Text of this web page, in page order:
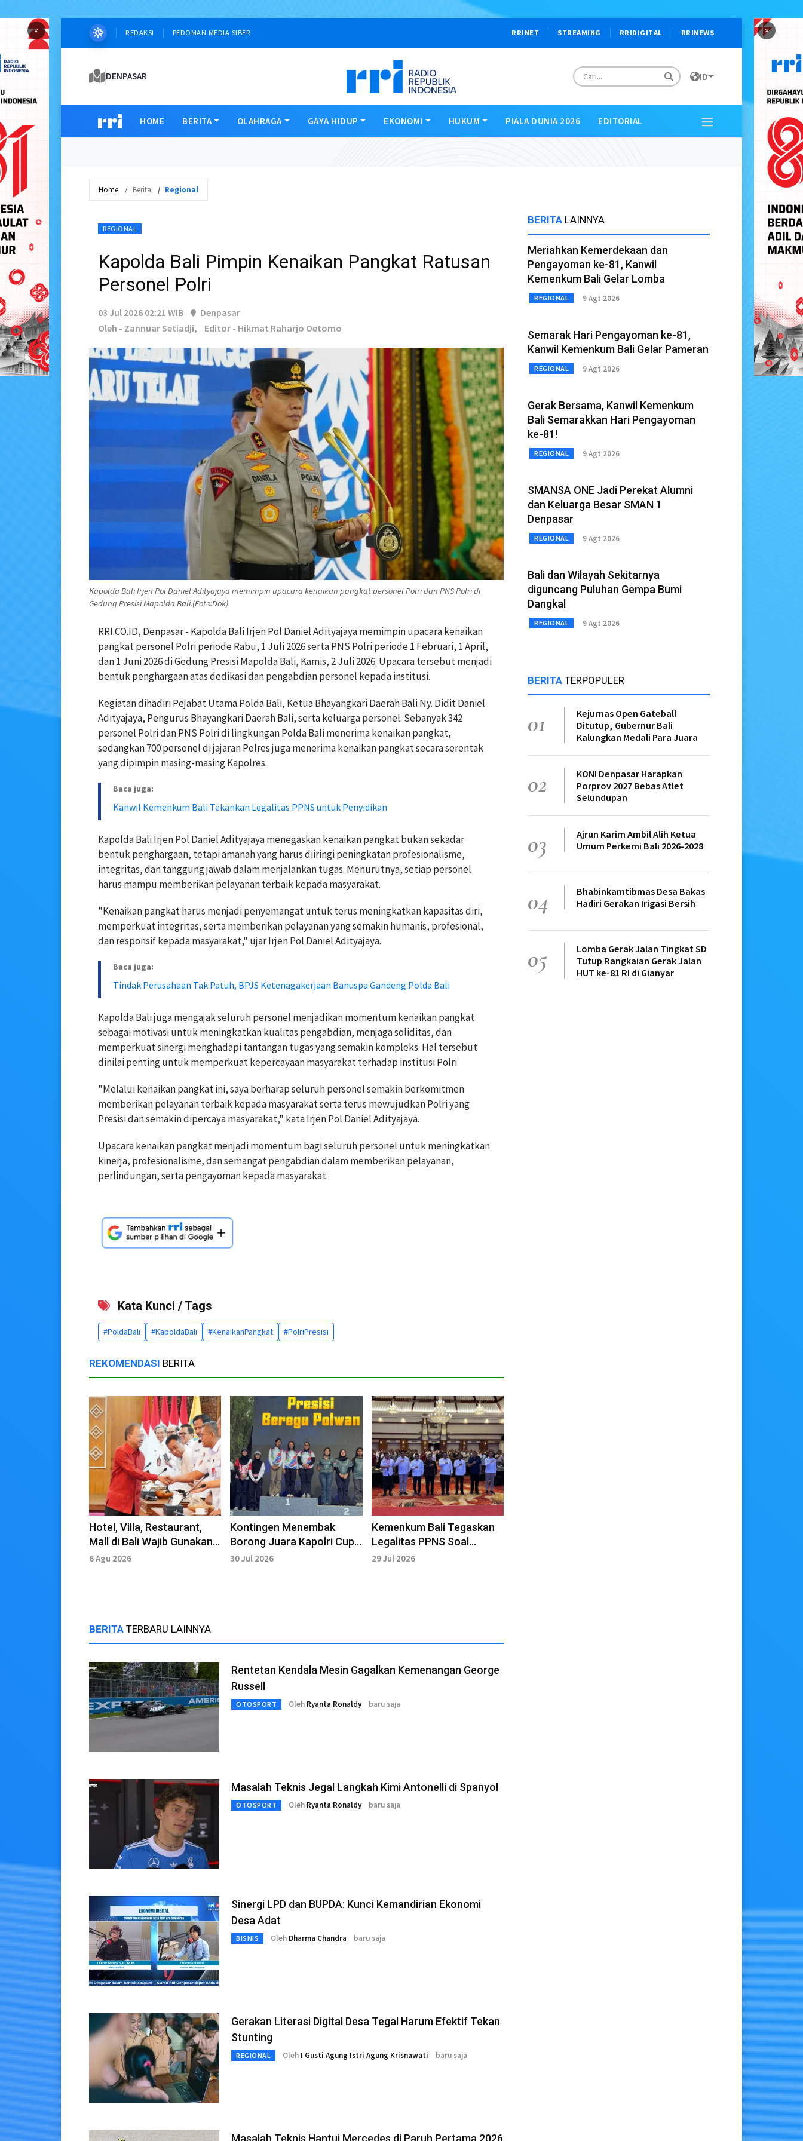
× ×
REDAKSI PEDOMAN MEDIA SIBER RRINET STREAMING RRIDIGITAL RRINEWS
DENPASAR ID
HOME BERITA OLAHRAGA GAYA HIDUP EKONOMI HUKUM PIALA DUNIA 2026 EDITORIAL
Home Berita Regional
REGIONAL
Kapolda Bali Pimpin Kenaikan Pangkat Ratusan
Personel Polri
03 Jul 2026 02:21 WIB
Denpasar
Oleh - Zannuar Setiadji,
Editor - Hikmat Raharjo Oetomo
Kapolda Bali Irjen Pol Daniel Adityajaya memimpin upacara kenaikan pangkat personel Polri dan PNS Polri di
Gedung Presisi Mapolda Bali.(Foto:Dok)
RRI.CO.ID, Denpasar - Kapolda Bali Irjen Pol Daniel Adityajaya memimpin upacara kenaikan
pangkat personel Polri periode Rabu, 1 Juli 2026 serta PNS Polri periode 1 Februari, 1 April,
dan 1 Juni 2026 di Gedung Presisi Mapolda Bali, Kamis, 2 Juli 2026. Upacara tersebut menjadi
bentuk penghargaan atas dedikasi dan pengabdian personel kepada institusi.
Kegiatan dihadiri Pejabat Utama Polda Bali, Ketua Bhayangkari Daerah Bali Ny. Didit Daniel
Adityajaya, Pengurus Bhayangkari Daerah Bali, serta keluarga personel. Sebanyak 342
personel Polri dan PNS Polri di lingkungan Polda Bali menerima kenaikan pangkat,
sedangkan 700 personel di jajaran Polres juga menerima kenaikan pangkat secara serentak
yang dipimpin masing-masing Kapolres.
Baca juga:
Kanwil Kemenkum Bali Tekankan Legalitas PPNS untuk Penyidikan
Kapolda Bali Irjen Pol Daniel Adityajaya menegaskan kenaikan pangkat bukan sekadar
bentuk penghargaan, tetapi amanah yang harus diiringi peningkatan profesionalisme,
integritas, dan tanggung jawab dalam menjalankan tugas. Menurutnya, setiap personel
harus mampu memberikan pelayanan terbaik kepada masyarakat.
"Kenaikan pangkat harus menjadi penyemangat untuk terus meningkatkan kapasitas diri,
memperkuat integritas, serta memberikan pelayanan yang semakin humanis, profesional,
dan responsif kepada masyarakat," ujar Irjen Pol Daniel Adityajaya.
Baca juga:
Tindak Perusahaan Tak Patuh, BPJS Ketenagakerjaan Banuspa Gandeng Polda Bali
Kapolda Bali juga mengajak seluruh personel menjadikan momentum kenaikan pangkat
sebagai motivasi untuk meningkatkan kualitas pengabdian, menjaga soliditas, dan
memperkuat sinergi menghadapi tantangan tugas yang semakin kompleks. Hal tersebut
dinilai penting untuk memperkuat kepercayaan masyarakat terhadap institusi Polri.
"Melalui kenaikan pangkat ini, saya berharap seluruh personel semakin berkomitmen
memberikan pelayanan terbaik kepada masyarakat serta terus mewujudkan Polri yang
Presisi dan semakin dipercaya masyarakat," kata Irjen Pol Daniel Adityajaya.
Upacara kenaikan pangkat menjadi momentum bagi seluruh personel untuk meningkatkan
kinerja, profesionalisme, dan semangat pengabdian dalam memberikan pelayanan,
perlindungan, serta pengayoman kepada masyarakat.
Kata Kunci / Tags
#PoldaBali #KapoldaBali #KenaikanPangkat #PolriPresisi
REKOMENDASI BERITA
Hotel, Villa, Restaurant,
Mall di Bali Wajib Gunakan
PLTS Atap
6 Agu 2026
Kontingen Menembak
Borong Juara Kapolri Cup
2026 Nasional
30 Jul 2026
Kemenkum Bali Tegaskan
Legalitas PPNS Soal
Kepastian Hukum
29 Jul 2026
BERITA TERBARU LAINNYA
Rentetan Kendala Mesin Gagalkan Kemenangan George
Russell
OTOSPORT Oleh Ryanta Ronaldy baru saja
Masalah Teknis Jegal Langkah Kimi Antonelli di Spanyol
OTOSPORT Oleh Ryanta Ronaldy baru saja
Sinergi LPD dan BUPDA: Kunci Kemandirian Ekonomi
Desa Adat
BISNIS Oleh Dharma Chandra baru saja
Gerakan Literasi Digital Desa Tegal Harum Efektif Tekan
Stunting
REGIONAL Oleh I Gusti Agung Istri Agung Krisnawati baru saja
Masalah Teknis Hantui Mercedes di Paruh Pertama 2026
BERITA LAINNYA
Meriahkan Kemerdekaan dan
Pengayoman ke-81, Kanwil
Kemenkum Bali Gelar Lomba
REGIONAL 9 Agt 2026
Semarak Hari Pengayoman ke-81,
Kanwil Kemenkum Bali Gelar Pameran
REGIONAL 9 Agt 2026
Gerak Bersama, Kanwil Kemenkum
Bali Semarakkan Hari Pengayoman
ke-81!
REGIONAL 9 Agt 2026
SMANSA ONE Jadi Perekat Alumni
dan Keluarga Besar SMAN 1
Denpasar
REGIONAL 9 Agt 2026
Bali dan Wilayah Sekitarnya
diguncang Puluhan Gempa Bumi
Dangkal
REGIONAL 9 Agt 2026
BERITA TERPOPULER
01
Kejurnas Open Gateball
Ditutup, Gubernur Bali
Kalungkan Medali Para Juara
02
KONI Denpasar Harapkan
Porprov 2027 Bebas Atlet
Selundupan
03
Ajrun Karim Ambil Alih Ketua
Umum Perkemi Bali 2026-2028
04
Bhabinkamtibmas Desa Bakas
Hadiri Gerakan Irigasi Bersih
05
Lomba Gerak Jalan Tingkat SD
Tutup Rangkaian Gerak Jalan
HUT ke-81 RI di Gianyar